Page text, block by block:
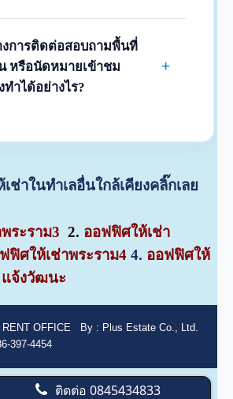
ปจดทะเบียนจัดตั้งบริษัท ย้ายที่
ะจดทะเบียนภาษีมูลค่าเพิ่ม
างถูกต้องตามกฎหมาย 100% ทุก
ดยทางอาคารจะออกเอกสาร
วครับ
งการติดต่อสอบถามพื้นที่
หรือนัดหมายเข้าชม
ำได้อย่างไร?
+
วลาเข้าชมได้ที่ฝ่ายบริการลูกค้า
(LINE ID): rentoffice รวมถึงส่ง
และดูแลอย่างรวดเร็วที่สุดครับ
ช่าในทำเลอื่นใกล้เคียงคลิ๊กเลย
ระราม3 2. ออฟฟิศให้เช่า
ฟิศให้เช่าพระราม4 4. ออฟฟิศให้
แจ้งวัฒนะ
RENT OFFICE By : Plus Estate Co., Ltd.
397-4454
ติดต่อ 0845434833